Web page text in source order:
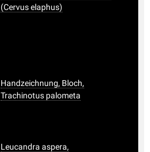
(Cervus elaphus)
Handzeichnung, Bloch,
Trachinotus palometa
Leucandra aspera,